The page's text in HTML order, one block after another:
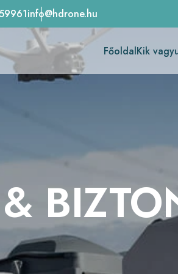
info@hdrone.hu
FőoldalKik